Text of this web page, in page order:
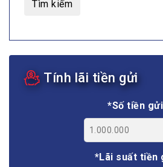
Tìm kiếm
Tính lãi tiền gửi
*Số tiền gửi
*Lãi suất tiền